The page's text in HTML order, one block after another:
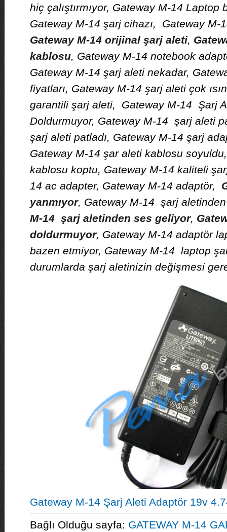
hiç çalıştırmıyor, Gateway M-14 Laptop
Gateway M-14 şarj cihazı, Gateway M-
Gateway M-14 orijinal şarj aleti,
kablosu, Gateway M-14 notebook
Gateway M-14 şarj aleti nekadar,
fiyatları, Gateway M-14 şarj aleti çok
garantili şarj aleti, Gateway M-14 Şarj
Doldurmuyor, Gateway M-14 şarj aleti
şarj aleti patladı, Gateway M-14 şarj
Gateway M-14 şar aleti kablosu
kablosu koptu, Gateway M-14 kaliteli
14 ac adapter, Gateway M-14 adaptör,
yanmıyor, Gateway M-14 şarj
M-14 şarj aletinden ses geliyor,
doldurmuyor, Gateway M-14 adaptör
bazen etmiyor, Gateway M-14 laptop
durumlarda şarj aletinizin değişmesi
Gateway M-14 Şarj Aleti Adaptör 19v
Bağlı Olduğu sayfa: GATEWAY M-14